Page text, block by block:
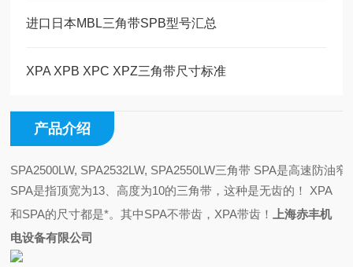
进口日本MBL三角带SPB型号汇总
XPA XPB XPC XPZ三角带尺寸标准
产品介绍
SPA2500LW, SPA2532LW, SPA2550LW三角带 SPA是高速防
SPA是指顶宽为13、高度为10的三角带，这种是无齿的！
XPA
和SPA的尺寸都是*。其中SPA不带齿，XPA带齿！
上海赤丰机
电设备有限公司